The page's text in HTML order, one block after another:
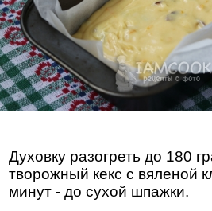
Духовку разогреть до 180
творожный кекс с вяленой
минут - до сухой шпажки.